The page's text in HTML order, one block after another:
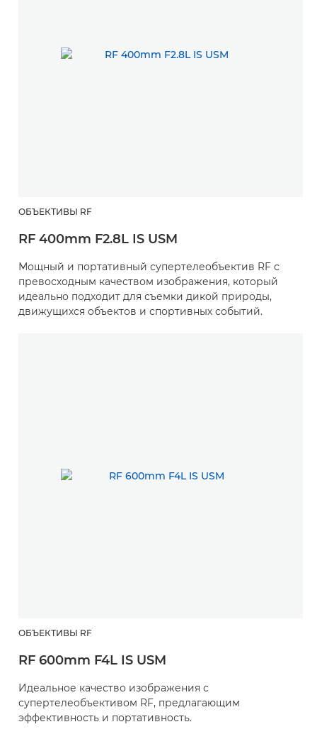
ОБЪЕКТИВЫ RF
RF 400mm F2.8L IS USM
Мощный и портативный супертелеобъектив RF с
превосходным качеством изображения, который
идеально подходит для съемки дикой природы,
движущихся объектов и спортивных событий.
ОБЪЕКТИВЫ RF
RF 600mm F4L IS USM
Идеальное качество изображения с
супертелеобъективом RF, предлагающим
эффективность и портативность.